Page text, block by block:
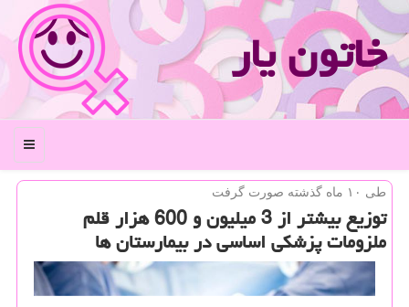
خاتون یار
منو
طی ۱۰ ماه گذشته صورت گرفت
توزیع بیشتر از 3 میلیون و 600 هزار قلم
ملزومات پزشكی اساسی در بیمارستان ها